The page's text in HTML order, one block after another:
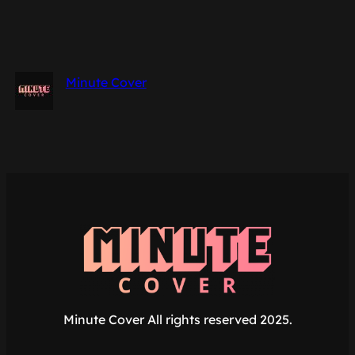
Minute Cover
Minute Cover All rights reserved 2025.